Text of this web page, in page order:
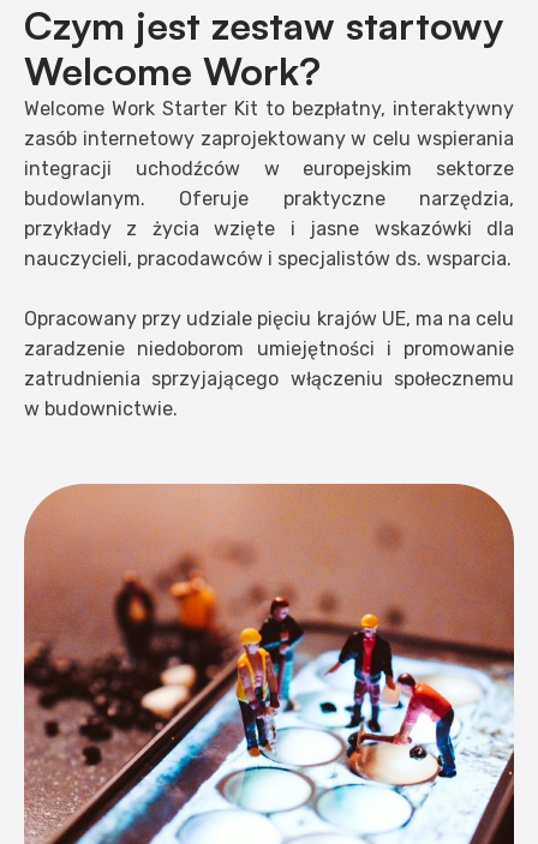
Czym jest zestaw startowy
Welcome Work?
Welcome Work Starter Kit to bezpłatny, interaktywny
zasób internetowy zaprojektowany w celu wspierania
integracji uchodźców w europejskim sektorze
budowlanym. Oferuje praktyczne narzędzia,
przykłady z życia wzięte i jasne wskazówki dla
nauczycieli, pracodawców i specjalistów ds. wsparcia.
Opracowany przy udziale pięciu krajów UE, ma na celu
zaradzenie niedoborom umiejętności i promowanie
zatrudnienia sprzyjającego włączeniu społecznemu
w budownictwie.